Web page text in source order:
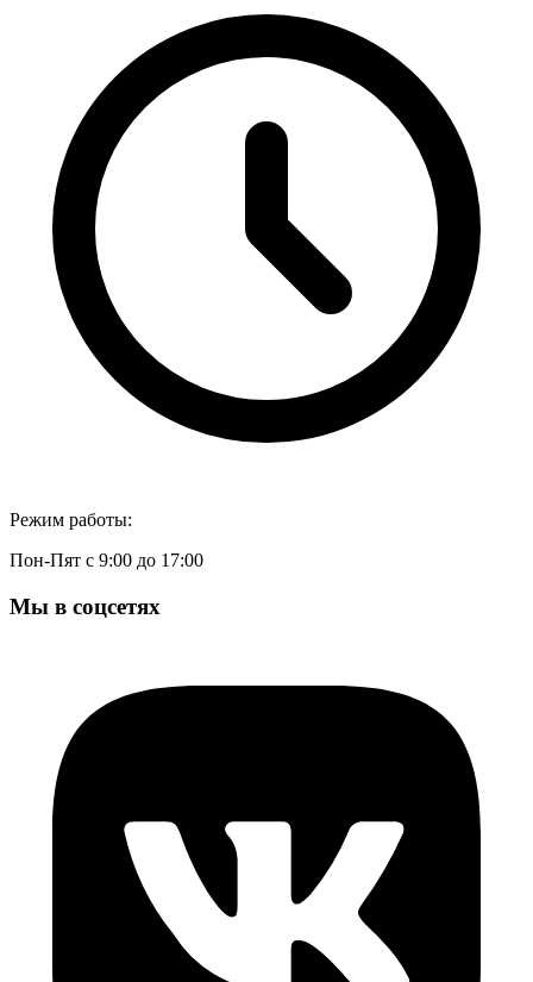
Режим работы:
Пон-Пят с 9:00 до 17:00
Мы в соцсетях